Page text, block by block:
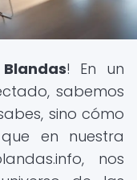
! En un
sabemos
sino cómo
en nuestra
nos